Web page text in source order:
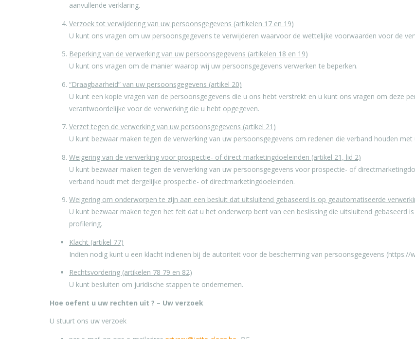
aanvullende verklaring.
Verzoek tot verwijdering van uw persoonsgegevens (artikelen 17 en 19)
U kunt ons vragen om uw persoonsgegevens te verwijderen waarvoor de wettelijke voorwaarden voor de
Beperking van de verwerking van uw persoonsgegevens (artikelen 18 en 19)
U kunt ons vragen om de manier waarop wij uw persoonsgegevens verwerken te beperken.
“Draagbaarheid” van uw persoonsgegevens (artikel 20)
U kunt een kopie vragen van de persoonsgegevens die u ons hebt verstrekt en u kunt ons vragen om deze
verantwoordelijke voor de verwerking die u hebt opgegeven.
Verzet tegen de verwerking van uw persoonsgegevens (artikel 21)
U kunt bezwaar maken tegen de verwerking van uw persoonsgegevens om redenen die verband houden met
Weigering van de verwerking voor prospectie- of direct marketingdoeleinden (artikel 21, lid 2)
U kunt bezwaar maken tegen de verwerking van uw persoonsgegevens voor prospectie- of
verband houdt met dergelijke prospectie- of directmarketingdoeleinden.
Weigering om onderworpen te zijn aan een besluit dat uitsluitend gebaseerd is op geautomatiseerde
U kunt bezwaar maken tegen het feit dat u het onderwerp bent van een beslissing die uitsluitend gebaseerd
profilering.
Klacht (artikel 77)
Indien nodig kunt u een klacht indienen bij de autoriteit voor de bescherming van persoonsgegevens
Rechtsvordering (artikelen 78 79 en 82)
U kunt besluiten om juridische stappen te ondernemen.
Hoe oefent u uw rechten uit ? – Uw verzoek
U stuurt ons uw verzoek